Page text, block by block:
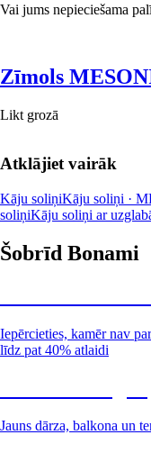
Vai jums nepieciešama
Zīmols
Likt grozā
Atklājiet vairāk
Kāju soliņiKāju soliņi ·
soliņiKāju soliņi ar
Šobrīd Bonami
Iepērcieties, kamēr nav
līdz pat 40% atlaidi
Jauns dārza, balkona un